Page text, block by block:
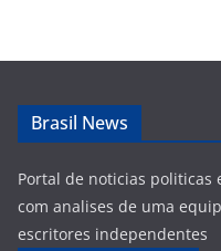
Brasil News
Portal de noticias politicas
com analises de uma
escritores independentes